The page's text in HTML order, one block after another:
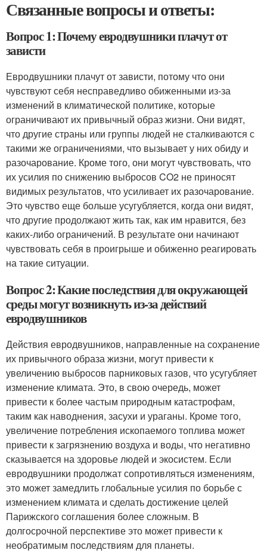
Связанные вопросы и ответы:
Вопрос 1: Почему евродвушники плачут от
зависти
Евродвушники плачут от зависти, потому что они
чувствуют себя несправедливо обиженными из-за
изменений в климатической политике, которые
ограничивают их привычный образ жизни. Они видят,
что другие страны или группы людей не сталкиваются с
такими же ограничениями, что вызывает у них обиду и
разочарование. Кроме того, они могут чувствовать, что
их усилия по снижению выбросов CO2 не приносят
видимых результатов, что усиливает их разочарование.
Это чувство еще больше усугубляется, когда они видят,
что другие продолжают жить так, как им нравится, без
каких-либо ограничений. В результате они начинают
чувствовать себя в проигрыше и обиженно реагировать
на такие ситуации.
Вопрос 2: Какие последствия для окружающей
среды могут возникнуть из-за действий
евродвушников
Действия евродвушников, направленные на сохранение
их привычного образа жизни, могут привести к
увеличению выбросов парниковых газов, что усугубляет
изменение климата. Это, в свою очередь, может
привести к более частым природным катастрофам,
таким как наводнения, засухи и ураганы. Кроме того,
увеличение потребления ископаемого топлива может
привести к загрязнению воздуха и воды, что негативно
сказывается на здоровье людей и экосистем. Если
евродвушники продолжат сопротивляться изменениям,
это может замедлить глобальные усилия по борьбе с
изменением климата и сделать достижение целей
Парижского соглашения более сложным. В
долгосрочной перспективе это может привести к
необратимым последствиям для планеты.